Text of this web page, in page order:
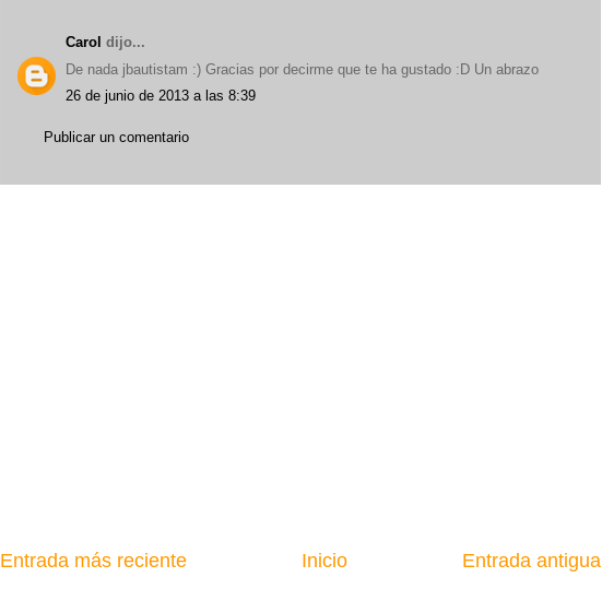
Carol dijo...
De nada jbautistam :) Gracias por decirme que te ha gustado :D Un abrazo
26 de junio de 2013 a las 8:39
Publicar un comentario
Entrada más reciente Entrada antigua
Inicio